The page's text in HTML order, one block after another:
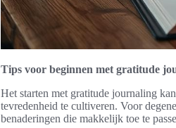
Tips voor beginnen met gratitude
Het starten met gratitude journaling
tevredenheid te cultiveren. Voor
benaderingen die makkelijk toe te